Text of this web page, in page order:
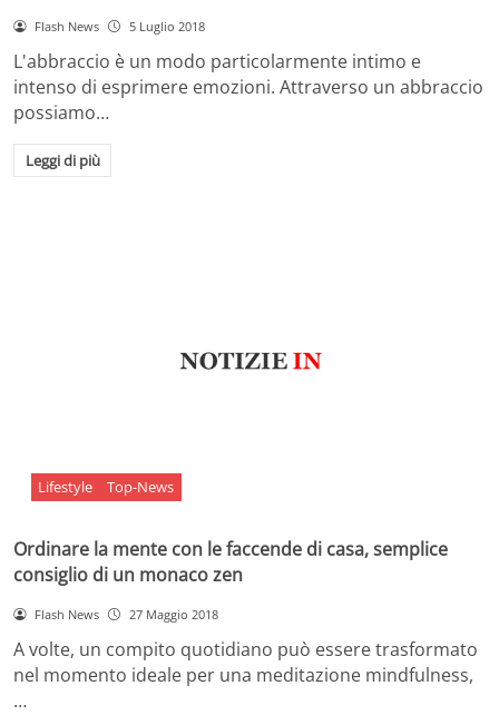
Flash News 5 Luglio 2018
L'abbraccio è un modo particolarmente intimo e
intenso di esprimere emozioni. Attraverso un abbraccio
possiamo…
Leggi di più
Lifestyle Top-News
Ordinare la mente con le faccende di casa, semplice
consiglio di un monaco zen
Flash News 27 Maggio 2018
A volte, un compito quotidiano può essere trasformato
nel momento ideale per una meditazione mindfulness,
…